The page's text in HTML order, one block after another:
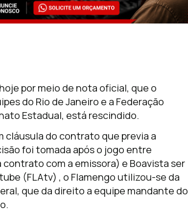
por meio de nota oficial, que o
do Rio de Janeiro e a Federação
Estadual, está rescindido.
cláusula do contrato que previa a
foi tomada após o jogo entre
com a emissora) e Boavista ser
(FLAtv) , o Flamengo utilizou-se da
que da direito a equipe mandante do